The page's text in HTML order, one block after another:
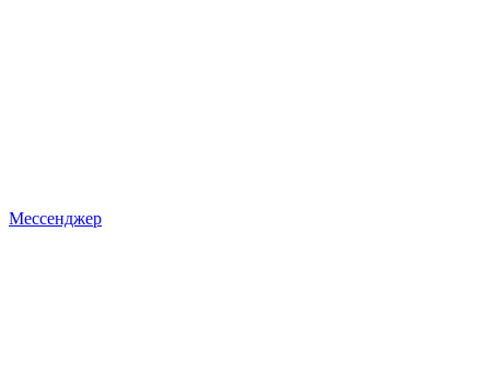
Мессенджер